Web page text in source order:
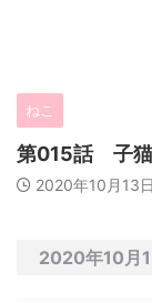
ねこ
第015話 子猫
2020年10月13日
2020年10月